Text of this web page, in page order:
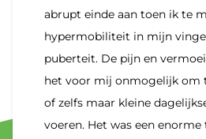
abrupt einde aan toen ik te
hypermobiliteit in mijn
puberteit. De pijn en
het voor mij onmogelijk om
of zelfs maar kleine
voeren. Het was een